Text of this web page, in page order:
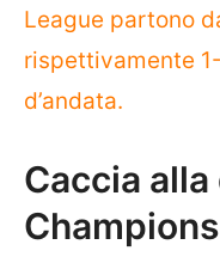
League partono
rispettivamente
d’andata.
Caccia